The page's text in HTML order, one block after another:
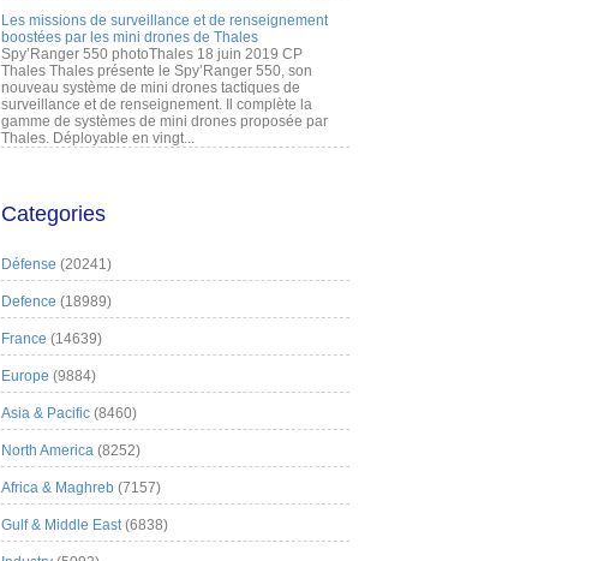
Les missions de surveillance et de renseignement
boostées par les mini drones de Thales
Spy’Ranger 550 photoThales 18 juin 2019 CP
Thales Thales présente le Spy’Ranger 550, son
nouveau système de mini drones tactiques de
surveillance et de renseignement. Il complète la
gamme de systèmes de mini drones proposée par
Thales. Déployable en vingt...
Categories
Défense (20241)
Defence (18989)
France (14639)
Europe (9884)
Asia & Pacific (8460)
North America (8252)
Africa & Maghreb (7157)
Gulf & Middle East(6838)